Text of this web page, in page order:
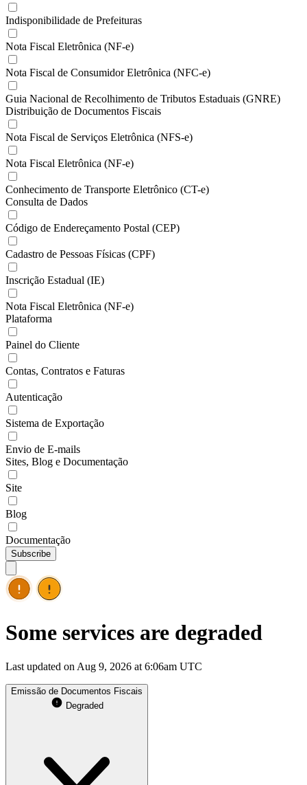
Indisponibilidade de Prefeituras
Nota Fiscal Eletrônica (NF-e)
Nota Fiscal de Consumidor Eletrônica (NFC-e)
Guia Nacional de Recolhimento de Tributos Estaduais (GNRE)
Distribuição de Documentos Fiscais
Nota Fiscal de Serviços Eletrônica (NFS-e)
Nota Fiscal Eletrônica (NF-e)
Conhecimento de Transporte Eletrônico (CT-e)
Consulta de Dados
Código de Endereçamento Postal (CEP)
Cadastro de Pessoas Físicas (CPF)
Inscrição Estadual (IE)
Nota Fiscal Eletrônica (NF-e)
Plataforma
Painel do Cliente
Contas, Contratos e Faturas
Autenticação
Sistema de Exportação
Envio de E-mails
Sites, Blog e Documentação
Site
Blog
Documentação
Subscribe
Some services are degraded
Last updated on Aug 9, 2026 at 6:06am UTC
Emissão de Documentos Fiscais
Degraded